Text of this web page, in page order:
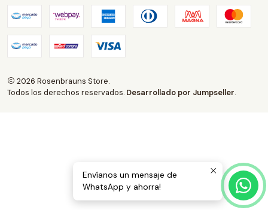
2026 Rosenbrauns Store.
Todos los derechos reservados. Desarrollado por Jumpseller.
Envíanos un mensaje de
WhatsApp y ahorra!